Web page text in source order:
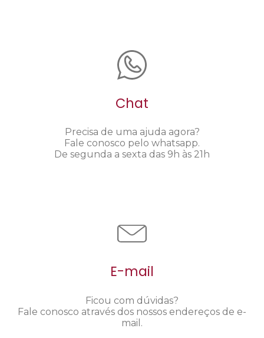
Chat
Precisa de uma ajuda agora?
Fale conosco pelo whatsapp.
De segunda a sexta das 9h às 21h
E-mail
Ficou com dúvidas?
Fale conosco através dos nossos endereços de e-
mail.